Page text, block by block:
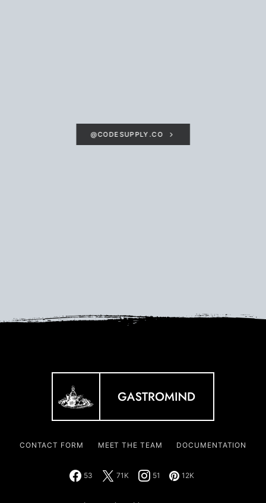
@CODESUPPLY.CO
CONTACT FORM MEET THE TEAM DOCUMENTATION
53 71K 51 12K